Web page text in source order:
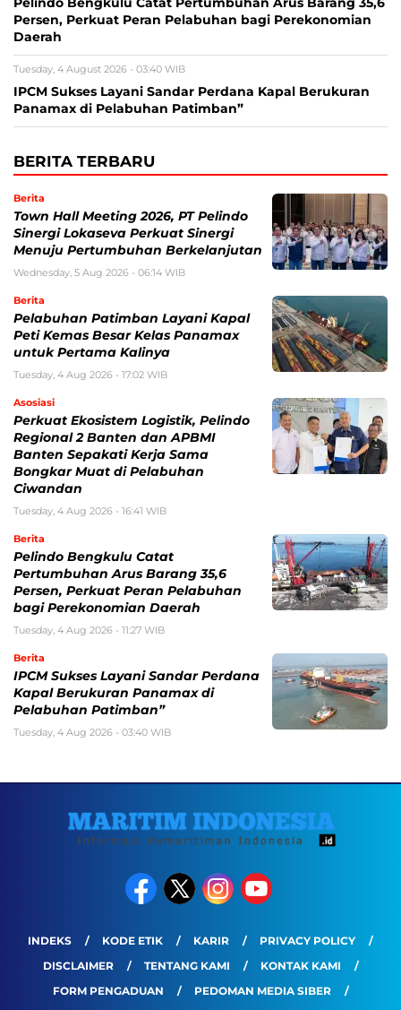
Pelindo Bengkulu Catat Pertumbuhan Arus Barang 35,6
Persen, Perkuat Peran Pelabuhan bagi Perekonomian
Daerah
Tuesday, 4 August 2026 - 03:40 WIB
IPCM Sukses Layani Sandar Perdana Kapal Berukuran
Panamax di Pelabuhan Patimban”
BERITA TERBARU
Berita
Town Hall Meeting 2026, PT Pelindo
Sinergi Lokaseva Perkuat Sinergi
Menuju Pertumbuhan Berkelanjutan
Wednesday, 5 Aug 2026 - 06:14 WIB
Berita
Pelabuhan Patimban Layani Kapal
Peti Kemas Besar Kelas Panamax
untuk Pertama Kalinya
Tuesday, 4 Aug 2026 - 17:02 WIB
Asosiasi
Perkuat Ekosistem Logistik, Pelindo
Regional 2 Banten dan APBMI
Banten Sepakati Kerja Sama
Bongkar Muat di Pelabuhan
Ciwandan
Tuesday, 4 Aug 2026 - 16:41 WIB
Berita
Pelindo Bengkulu Catat
Pertumbuhan Arus Barang 35,6
Persen, Perkuat Peran Pelabuhan
bagi Perekonomian Daerah
Tuesday, 4 Aug 2026 - 11:27 WIB
Berita
IPCM Sukses Layani Sandar Perdana
Kapal Berukuran Panamax di
Pelabuhan Patimban”
Tuesday, 4 Aug 2026 - 03:40 WIB
INDEKS KODE ETIK KARIR
PRIVACY POLICY
DISCLAIMER
TENTANG KAMI
KONTAK KAMI
FORM PENGADUAN
PEDOMAN MEDIA SIBER